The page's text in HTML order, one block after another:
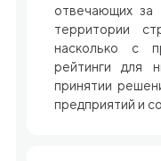
отвечающих за
территории
насколько с
рейтинги для
принятии
предприятий и